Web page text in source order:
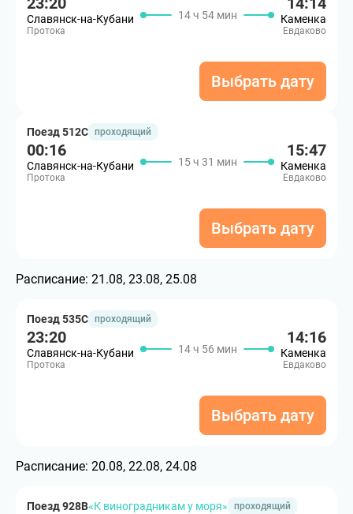
Славянск-на-Кубани
Протока
14 ч 54 мин Каменка
Евдаково
Выбрать дату
Поезд 512С проходящий
00:16
Славянск-на-Кубани
Протока
15 ч 31 мин
15:47
Каменка
Евдаково
Выбрать дату
Расписание: 21.08, 23.08, 25.08
Поезд 535С проходящий
23:20
Славянск-на-Кубани
Протока
14 ч 56 мин
14:16
Каменка
Евдаково
Выбрать дату
Расписание: 20.08, 22.08, 24.08
Поезд 928В«К виноградникам у моря» проходящий